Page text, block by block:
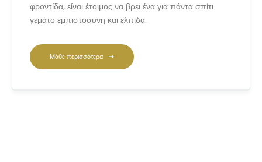
φροντίδα, είναι έτοιμος να βρει ένα για πάντα σπίτι
γεμάτο εμπιστοσύνη και ελπίδα.
Μάθε περισσότερα